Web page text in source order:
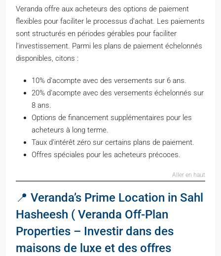
Veranda offre aux acheteurs des options de paiement
flexibles pour faciliter le processus d’achat. Les paiements
sont structurés en périodes gérables pour faciliter
l’investissement. Parmi les plans de paiement échelonnés
disponibles, citons :
10% d’acompte avec des versements sur 6 ans.
20% d’acompte avec des versements échelonnés sur
8 ans.
Options de financement supplémentaires pour les
acheteurs à long terme.
Taux d’intérêt zéro sur certains plans de paiement.
Offres spéciales pour les acheteurs précoces.
Aller en haut
📍 Veranda’s Prime Location in Sahl
Hasheesh ( Veranda Off-Plan
Properties – Investir dans des
maisons de luxe et des offres